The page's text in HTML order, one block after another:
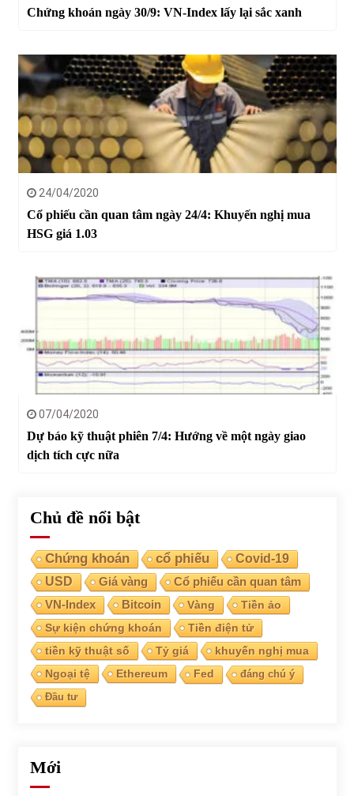
Chứng khoán ngày 30/9: VN-Index lấy lại sắc xanh
24/04/2020
Cổ phiếu cần quan tâm ngày 24/4: Khuyến nghị mua
HSG giá 1.03
07/04/2020
Dự báo kỹ thuật phiên 7/4: Hướng về một ngày giao
dịch tích cực nữa
Chủ đề nổi bật
Chứng khoán cổ phiếu
Covid-19
USD
Giá vàng Cổ phiếu cần quan tâm
VN-Index Bitcoin Vàng
Tiền ảo
Sự kiện chứng khoán
Tiền điện tử
tiền kỹ thuật số
Tỷ giá
khuyến nghị mua
Ngoại tệ
Ethereum Fed
đáng chú ý
Đầu tư
Mới